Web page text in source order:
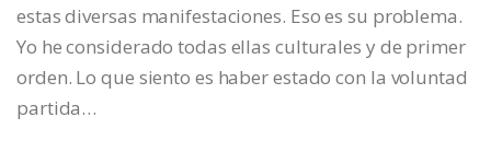
estas diversas manifestaciones. Eso es su problema.
Yo he considerado todas ellas culturales y de primer
orden. Lo que siento es haber estado con la voluntad
partida…